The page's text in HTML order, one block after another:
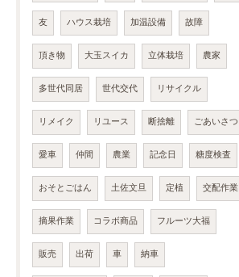
友 ハウス栽培 加温設備 故障
頂き物 大玉スイカ 立体栽培 農家
多世代同居 世代交代 リサイクル
リメイク リユース 断捨離 ごあいさつ
愛車 仲間 農業 記念日 糖度検査
おそとごはん 土佐文旦 定植 交配作業
摘果作業 コラボ商品 フルーツ大福
販売 出荷 車 納車